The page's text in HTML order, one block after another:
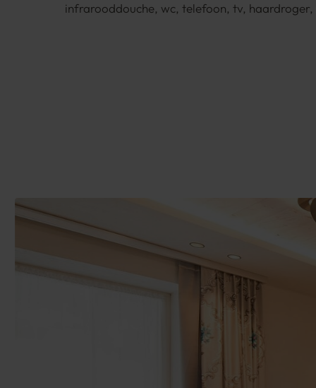
infrarooddouche, wc, telefoon, tv, haardroger,